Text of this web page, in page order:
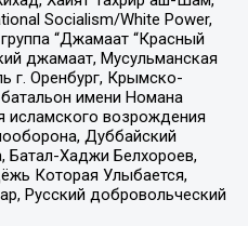
Socialism/White Power,
“Джамаат “Красный
джамаат, Мусульманская
г. Оренбург, Крымско-
имени Номана
исламского возрождения
Дуббайский
Батал-Хаджи Белхороев,
Которая Улыбается,
Русский добровольческий